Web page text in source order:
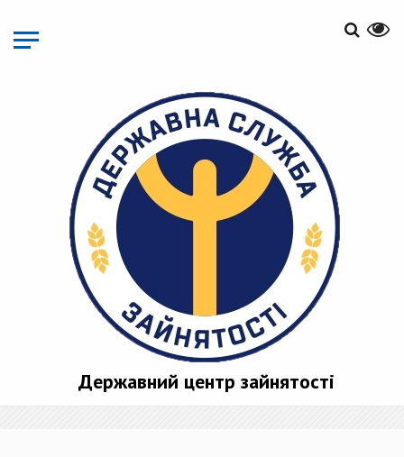
основного
матеріалу
Державний центр зайнятості